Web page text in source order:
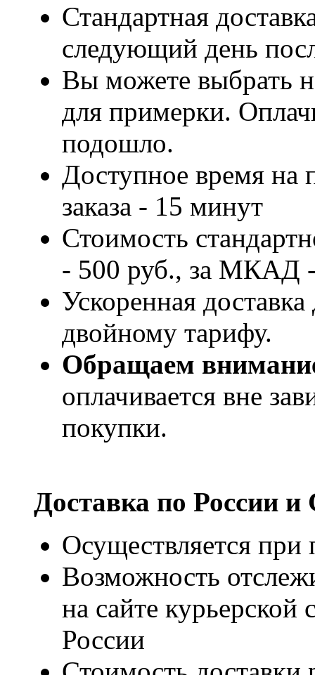
Стандартная
следующий день
Вы можете выбрать
для примерки.
подошло.
Доступное время на
заказа - 15 минут
Стоимость
- 500 руб., за МКАД
Ускоренная
двойному тарифу.
Обращаем
оплачивается вне
покупки.
Доставка по России
Осуществляется при
Возможность
на сайте
России